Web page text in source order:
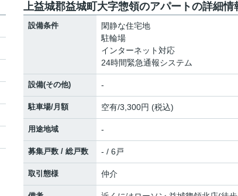
上益城郡益城町大字惣領のアパートの詳細情
設備条件
閑静な住宅地
駐輪場
インターネット対応
24時間緊急通報システム
設備(その他) -
駐車場/月額 空有/3,300円 (税込)
用途地域 -
募集戸数 / 総戸数 - / 6戸
取引態様 仲介